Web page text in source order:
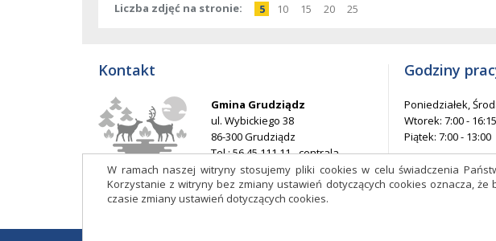
W ramach naszej witryny stosujemy pliki cookies w celu świadczenia
Korzystanie z witryny bez zmiany ustawień dotyczących cookies oznacza,
czasie zmiany ustawień dotyczących cookies.
Liczba zdjęć na stronie pokaż
5elementów
na
pokaż
10 elementów
pokaż
15 elementów
pokaż
20 elementów
pokaż
25
Kontakt
Gmina Grudziądz
ul. Wybickiego 38
86-300 Grudziądz
Tel.: 56 45 111 11 - centrala
E-mail:ug@grudziadz.ug.gov.pl
Adres do e-Doręczeń: AE:PL-
53014-76188-HDIJB-32
Godziny
Poniedziałek,
Wtorek: 7:00 - 16:15
Piątek: 7:00 - 13:00